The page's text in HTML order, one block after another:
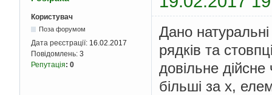
Користувач
Поза форумом
Дата реєстрації: 16.02.2017
Повідомлень: 3
Репутація: 0
Дано
рядків та
довільне дійсне
більші за x,